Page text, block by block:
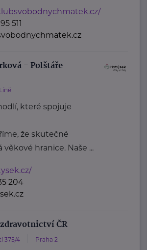
511
- Polštáře
Líně
které spojuje
že skutečné
hranice. Naše ...
204
ČR
375/4 Praha 2